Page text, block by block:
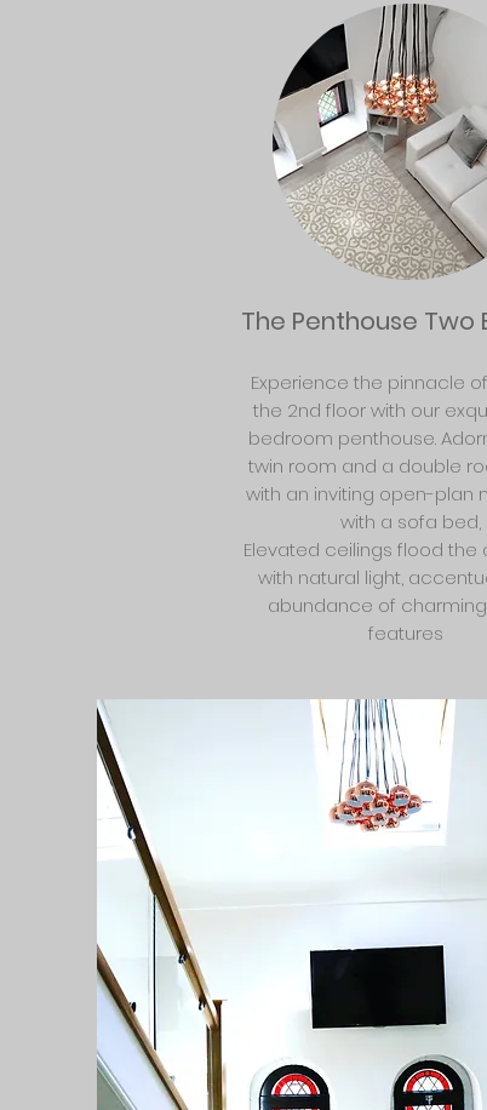
The Penthouse Two
Experience the pinnacle
the 2nd floor with our
bedroom penthouse.
twin room and a double
with an inviting open-plan
with a sofa bed,
Elevated ceilings flood the
with natural light,
abundance of
features